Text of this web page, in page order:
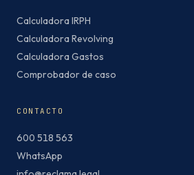
Calculadora IRPH
Calculadora Revolving
Calculadora Gastos
Comprobador de caso
CONTACTO
600 518 563
WhatsApp